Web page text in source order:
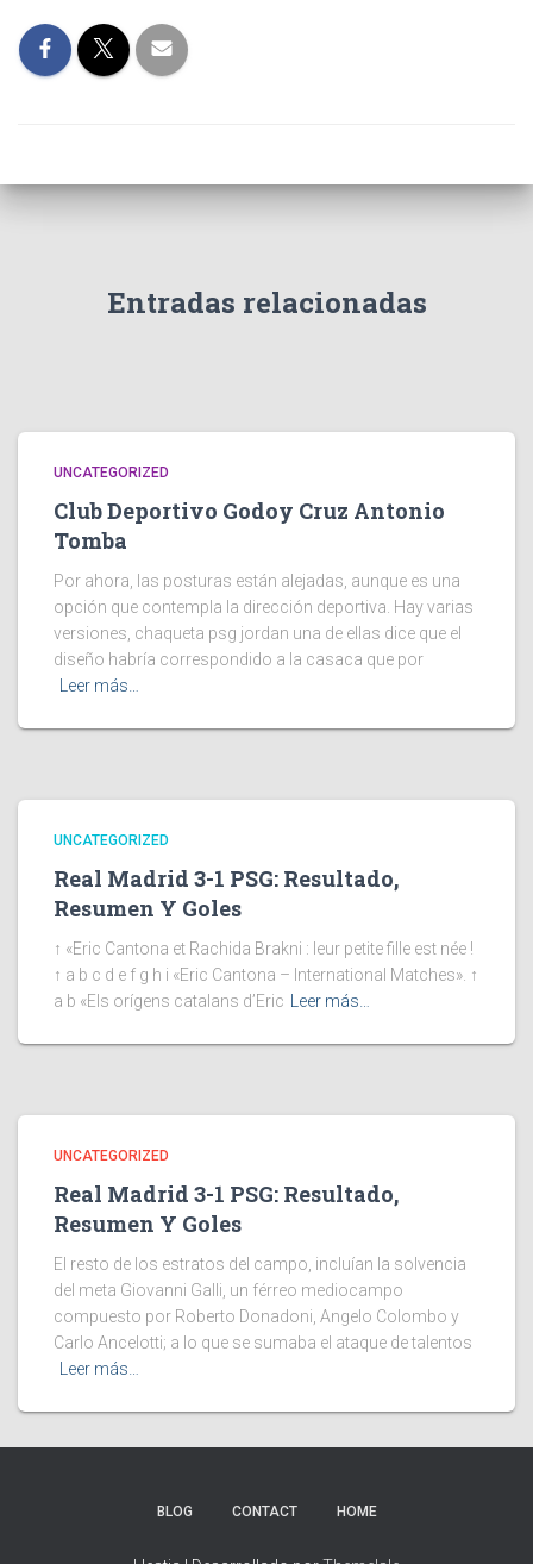
Entradas relacionadas
UNCATEGORIZED
Club Deportivo Godoy Cruz Antonio
Tomba
Por ahora, las posturas están alejadas, aunque es una
opción que contempla la dirección deportiva. Hay varias
versiones, chaqueta psg jordan una de ellas dice que el
diseño habría correspondido a la casaca que por
Leer más…
UNCATEGORIZED
Real Madrid 3-1 PSG: Resultado,
Resumen Y Goles
↑ «Eric Cantona et Rachida Brakni : leur petite fille est née !
↑ a b c d e f g h i «Eric Cantona – International Matches». ↑
a b «Els orígens catalans d’Eric Leer más…
UNCATEGORIZED
Real Madrid 3-1 PSG: Resultado,
Resumen Y Goles
El resto de los estratos del campo, incluían la solvencia
del meta Giovanni Galli, un férreo mediocampo
compuesto por Roberto Donadoni, Angelo Colombo y
Carlo Ancelotti; a lo que se sumaba el ataque de talentos
Leer más…
BLOG CONTACT HOME